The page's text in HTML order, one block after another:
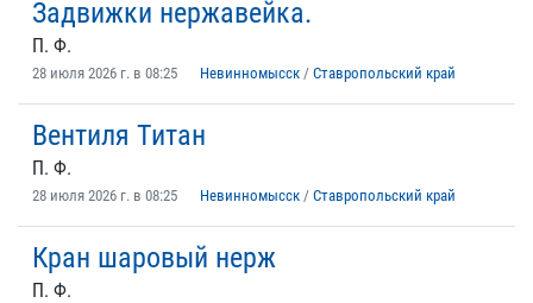
Задвижки нержавейка.
П. Ф.
28 июля 2026 г. в 08:25 Невинномысск / Ставропольский край
Вентиля Титан
П. Ф.
28 июля 2026 г. в 08:25 Невинномысск / Ставропольский край
Кран шаровый нерж
П. Ф.